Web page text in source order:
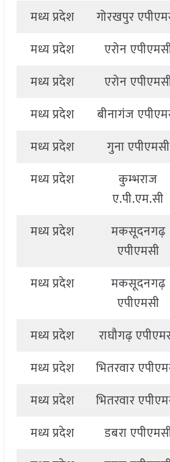
मध्य प्रदेश
गोरखपुर
मध्य प्रदेश
एरोन
मध्य प्रदेश
एरोन
मध्य प्रदेश
बीनागंज
मध्य प्रदेश
गुना एपीएमसी
मध्य प्रदेश
कुम्भराज
ए.पी.एम.सी
मध्य प्रदेश
मकसूदनगढ़
एपीएमसी
मध्य प्रदेश
मकसूदनगढ़
एपीएमसी
मध्य प्रदेश राघौगढ़
मध्य प्रदेश
भितरवार
मध्य प्रदेश
भितरवार
मध्य प्रदेश
डबरा